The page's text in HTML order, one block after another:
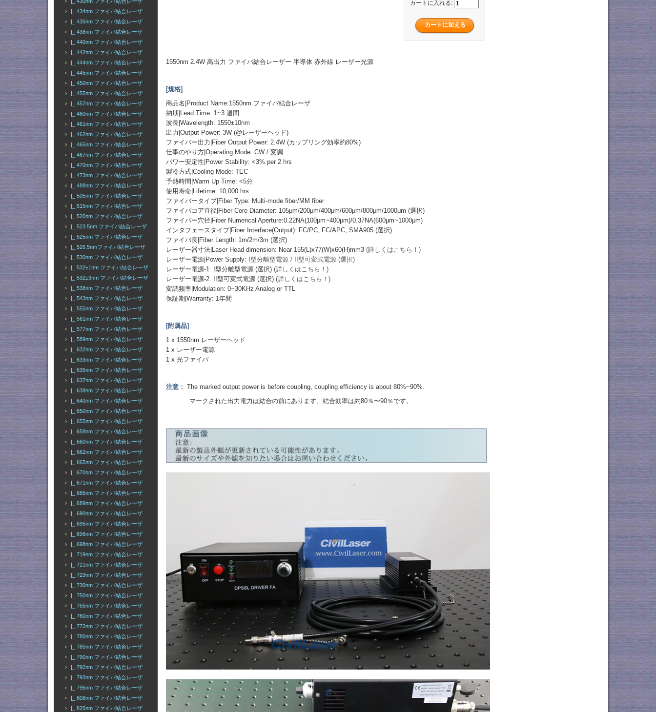
|_ 434nm ファイバ結合レーザ
|_ 435nm ファイバ結合レーザ
|_ 438nm ファイバ結合レーザ
|_ 440nm ファイバ結合レーザ
|_ 442nm ファイバ結合レーザ
|_ 444nm ファイバ結合レーザ
|_ 445nm ファイバ結合レーザ
|_ 450nm ファイバ結合レーザ
|_ 455nm ファイバ結合レーザ
|_ 457nm ファイバ結合レーザ
|_ 460nm ファイバ結合レーザ
|_ 461nm ファイバ結合レーザ
|_ 462nm ファイバ結合レーザ
|_ 465nm ファイバ結合レーザ
|_ 467nm ファイバ結合レーザ
|_ 470nm ファイバ結合レーザ
|_ 473nm ファイバ結合レーザ
|_ 488nm ファイバ結合レーザ
|_ 505nm ファイバ結合レーザ
|_ 515nm ファイバ結合レーザ
|_ 520nm ファイバ結合レーザ
|_ 523.5nm ファイバ結合レーザ
|_ 525nm ファイバ結合レーザ
|_ 526.5nmファイバ結合レーザ
|_ 530nm ファイバ結合レーザ
|_ 532±1nm ファイバ結合レーザ
|_ 532±3nm ファイバ結合レーザ
|_ 538nm ファイバ結合レーザ
|_ 543nm ファイバ結合レーザ
|_ 555nm ファイバ結合レーザ
|_ 561nm ファイバ結合レーザ
|_ 577nm ファイバ結合レーザ
|_ 589nm ファイバ結合レーザ
|_ 632nm ファイバ結合レーザ
|_ 633nm ファイバ結合レーザ
|_ 635nm ファイバ結合レーザ
|_ 637nm ファイバ結合レーザ
|_ 638nm ファイバ結合レーザ
|_ 640nm ファイバ結合レーザ
|_ 650nm ファイバ結合レーザ
|_ 655nm ファイバ結合レーザ
|_ 658nm ファイバ結合レーザ
|_ 660nm ファイバ結合レーザ
|_ 662nm ファイバ結合レーザ
|_ 665nm ファイバ結合レーザ
|_ 670nm ファイバ結合レーザ
|_ 671nm ファイバ結合レーザ
|_ 685nm ファイバ結合レーザ
|_ 689nm ファイバ結合レーザ
|_ 690nm ファイバ結合レーザ
|_ 695nm ファイバ結合レーザ
|_ 696nm ファイバ結合レーザ
|_ 698nm ファイバ結合レーザ
|_ 719nm ファイバ結合レーザ
|_ 721nm ファイバ結合レーザ
|_ 729nm ファイバ結合レーザ
|_ 730nm ファイバ結合レーザ
|_ 750nm ファイバ結合レーザ
|_ 755nm ファイバ結合レーザ
|_ 760nm ファイバ結合レーザ
|_ 772nm ファイバ結合レーザ
|_ 780nm ファイバ結合レーザ
|_ 785nm ファイバ結合レーザ
|_ 790nm ファイバ結合レーザ
|_ 792nm ファイバ結合レーザ
|_ 793nm ファイバ結合レーザ
|_ 795nm ファイバ結合レーザ
|_ 808nm ファイバ結合レーザ
|_ 825nm ファイバ結合レーザ
カートに入れる:
1550nm 2.4W 高出力 ファイバ結合レーザー 半導体 赤外線 レーザー光源
[規格]
商品名|Product Name:1550nm ファイバ結合レーザ
納期|Lead Time: 1~3 週間
波長|Wavelength: 1550±10nm
出力|Output Power: 3W (@レーザーヘッド)
ファイバー出力|Fiber Output Power: 2.4W (カップリング効率約80%)
仕事のやり方|Operating Mode: CW / 変調
パワー安定性|Power Stability: <3% per 2 hrs
製冷方式|Cooling Mode: TEC
予熱時間|Warm Up Time: <5分
使用寿命|Lifetime: 10,000 hrs
ファイバータイプ|Fiber Type: Multi-mode fiber/MM fiber
ファイバコア直径|Fiber Core Diameter: 105μm/200μm/400μm/600μm/800μm/1000μm (選択)
ファイバー穴径|Fiber Numerical Aperture:0.22NA(100μm~400μm)/0.37NA(600μm~1000μm)
インタフェースタイプ|Fiber Interface(Output): FC/PC, FC/APC, SMA905 (選択)
ファイバ長|Fiber Length: 1m/2m/3m (選択)
レーザー器寸法|Laser Head dimension: Near 155(L)x77(W)x60(H)mm3(詳しくはこちら！)
レーザー電源|Power Supply: I型分離型電源 / II型可変式電源 (選択)
レーザー電源-1: I型分離型電源 (選択)(詳しくはこちら！)
レーザー電源-2: II型可変式電源 (選択)(詳しくはこちら！)
変調频率|Modulation: 0~30KHz Analog or TTL
保証期|Warranty: 1年間
[附属品]
1 x 1550nm レーザーヘッド
1 x レーザー電源
1 x 光ファイバ
注意： The marked output power is before coupling, coupling efficiency is about 80%~90%.
マークされた出力電力は結合の前にあります、結合効率は約80％〜90％です。